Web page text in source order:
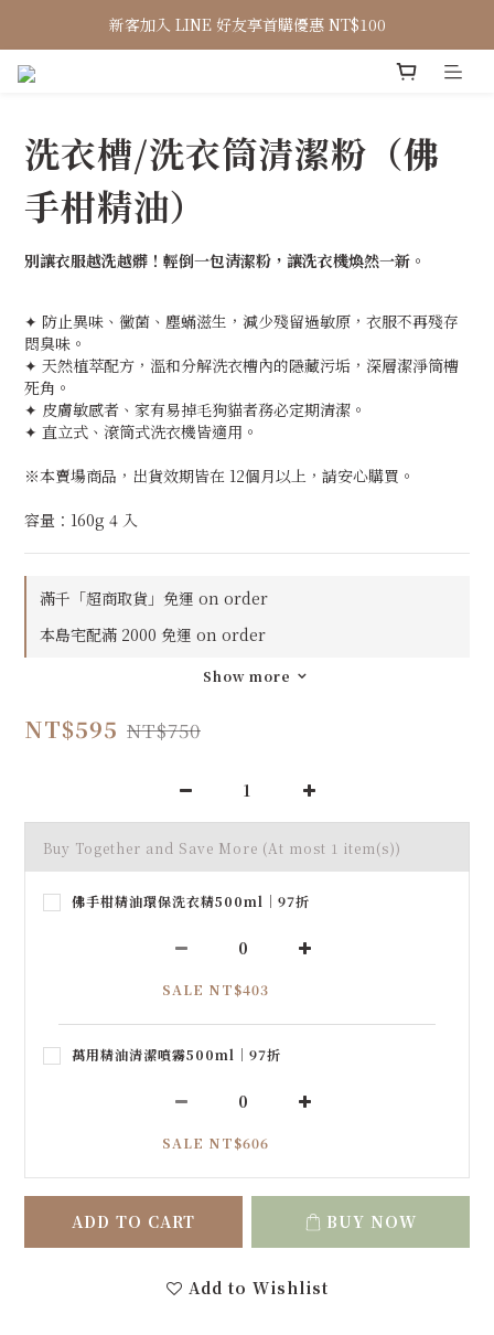
新客加入 LINE 好友享首購優惠 NT$100
洗衣槽/洗衣筒清潔粉（佛
手柑精油）
別讓衣服越洗越髒！輕倒一包清潔粉，讓洗衣機煥然一新。
✦ 防止異味、黴菌、塵蟎滋生，減少殘留過敏原，衣服不再殘存
悶臭味。
✦ 天然植萃配方，溫和分解洗衣槽內的隱藏污垢，深層潔淨筒槽
死角。
✦ 皮膚敏感者、家有易掉毛狗貓者務必定期清潔。
✦ 直立式、滾筒式洗衣機皆適用。
※本賣場商品，出貨效期皆在 12個月以上，請安心購買。
容量：160g 4 入
滿千「超商取貨」免運 on order
本島宅配滿 2000 免運 on order
Show more
NT$595 NT$750
Buy Together and Save More (At most 1 item(s))
佛手柑精油環保洗衣精500ml｜97折
SALE NT$403
萬用精油清潔噴霧500ml｜97折
SALE NT$606
ADD TO CART BUY NOW
Add to Wishlist